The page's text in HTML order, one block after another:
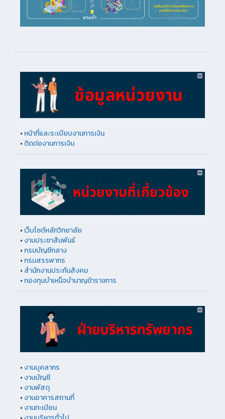
• หน้าที่และระเบียบงานการเงิน
• ติดต่องานการเงิน
• เว็บไซต์หลักวิทยาลัย
•งานประชาสัมพันธ์
•กรมบัญชีกลาง
•กรมสรรพากร
• สำนักงานประกันสังคม
•กองทุนบำเหน็จบำนาญข้าราชการ
•งานบุคลากร
•งานบัญชี
•งานพัสดุ
•งานอาคารสถานที่
•งานทะเบียน